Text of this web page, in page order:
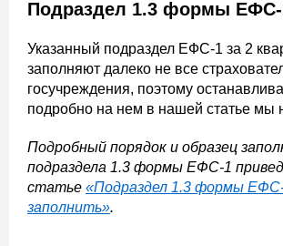
Подраздел 1.3 формы
Указанный подраздел ЕФС-1 за 2
заполняют далеко не все
госучреждения, поэтому
подробно на нем в нашей статье мы
Подробный порядок и образец
подраздела 1.3 формы ЕФС-1
статье «Подраздел 1.3 формы
заполнить».